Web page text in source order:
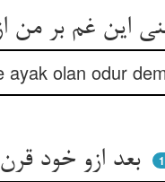
ayak olan odur
بعد ازو خود قرن بر قرن آمدند ** جملگان بر سنت او پا زدند